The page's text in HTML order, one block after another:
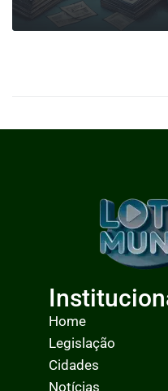
Home
Legislação
Cidades
Notícias